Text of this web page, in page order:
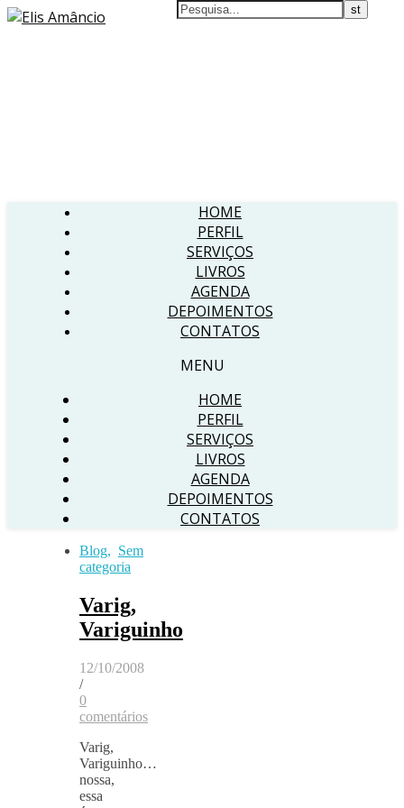
HOME
PERFIL
SERVIÇOS
LIVROS
AGENDA
DEPOIMENTOS
CONTATOS
MENU
HOME
PERFIL
SERVIÇOS
LIVROS
AGENDA
DEPOIMENTOS
CONTATOS
Blog, Sem
categoria
Varig,
Variguinho
12/10/2008
/
0
comentários
Varig,
Variguinho…
nossa,
essa